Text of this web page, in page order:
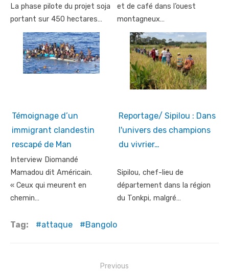
La phase pilote du projet soja
portant sur 450 hectares…
et de café dans l’ouest
montagneux…
Témoignage d’un
immigrant clandestin
rescapé de Man
Interview Diomandé
Mamadou dit Américain.
« Ceux qui meurent en
chemin…
Reportage/ Sipilou : Dans
l'univers des champions
du vivrier…
Sipilou, chef-lieu de
département dans la région
du Tonkpi, malgré…
Tag: attaque Bangolo
Previous